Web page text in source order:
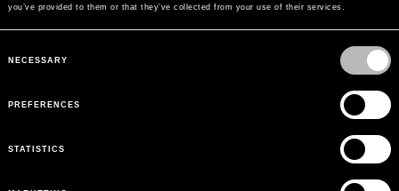
you’ve provided to them or that they’ve collected from your use of their services.
Selection
NECESSARY
PREFERENCES
STATISTICS